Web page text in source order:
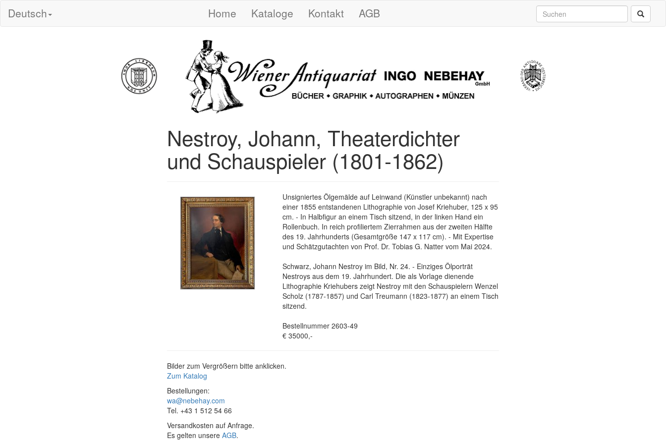
Deutsch Home Kataloge Kontakt AGB
Nestroy, Johann, Theaterdichter
und Schauspieler (1801-1862)
Unsigniertes Ölgemälde auf Leinwand (Künstler unbekannt) nach
einer 1855 entstandenen Lithographie von Josef Kriehuber, 125 x 95
cm. - In Halbfigur an einem Tisch sitzend, in der linken Hand ein
Rollenbuch. In reich profiliertem Zierrahmen aus der zweiten Hälfte
des 19. Jahrhunderts (Gesamtgröße 147 x 117 cm). - Mit Expertise
und Schätzgutachten von Prof. Dr. Tobias G. Natter vom Mai 2024.
Schwarz, Johann Nestroy im Bild, Nr. 24. - Einziges Ölporträt
Nestroys aus dem 19. Jahrhundert. Die als Vorlage dienende
Lithographie Kriehubers zeigt Nestroy mit den Schauspielern Wenzel
Scholz (1787-1857) und Carl Treumann (1823-1877) an einem Tisch
sitzend.
Bestellnummer 2603-49
€ 35000,-
Bilder zum Vergrößern bitte anklicken.
Zum Katalog
Bestellungen:
wa@nebehay.com
Tel. +43 1 512 54 66
Versandkosten auf Anfrage.
Es gelten unsere AGB.